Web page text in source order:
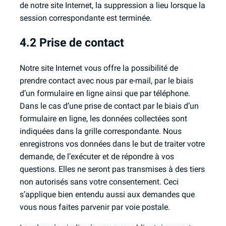
de notre site Internet, la suppression a lieu lorsque la
session correspondante est terminée.
4.2 Prise de contact
Notre site Internet vous offre la possibilité de
prendre contact avec nous par e-mail, par le biais
d’un formulaire en ligne ainsi que par téléphone.
Dans le cas d’une prise de contact par le biais d’un
formulaire en ligne, les données collectées sont
indiquées dans la grille correspondante. Nous
enregistrons vos données dans le but de traiter votre
demande, de l’exécuter et de répondre à vos
questions. Elles ne seront pas transmises à des tiers
non autorisés sans votre consentement. Ceci
s’applique bien entendu aussi aux demandes que
vous nous faites parvenir par voie postale.